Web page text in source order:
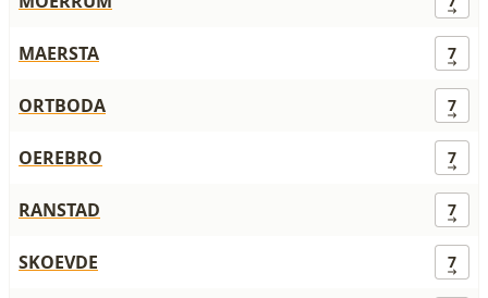
MAERSTA 7
ORTBODA 7
OEREBRO 7
RANSTAD 7
SKOEVDE 7